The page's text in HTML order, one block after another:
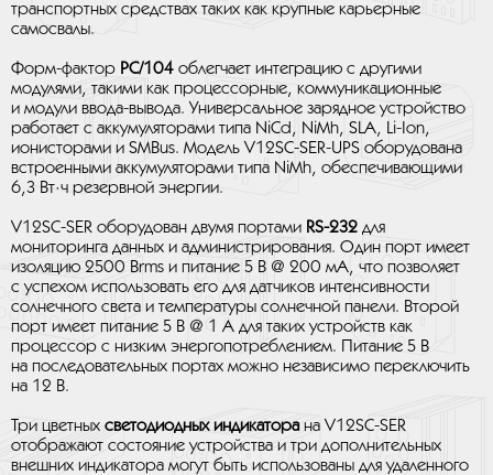
транспортных средствах таких как крупные карьерные
самосвалы.
Форм-фактор PC/104 облегчает интеграцию с другими
модулями, такими как процессорные, коммуникационные
и модули ввода-вывода. Универсальное зарядное устройство
работает с аккумуляторами типа NiCd, NiMh, SLA, Li-Ion,
ионисторами и SMBus. Модель V12SC-SER-UPS оборудована
встроенными аккумуляторами типа NiMh, обеспечивающими
6,3 Вт·ч резервной энергии.
V12SC-SER оборудован двумя портами RS-232 для
мониторинга данных и администрирования. Один порт имеет
изоляцию 2500 Вrms и питание 5 В @ 200 мА, что позволяет
с успехом использовать его для датчиков интенсивности
солнечного света и температуры солнечной панели. Второй
порт имеет питание 5 В @ 1 А для таких устройств как
процессор с низким энергопотреблением. Питание 5 В
на последовательных портах можно независимо переключить
на 12 В.
Три цветных светодиодных индикаторана V12SC-SER
отображают состояние устройства и три дополнительных
внешних индикатора могут быть использованы для удаленного